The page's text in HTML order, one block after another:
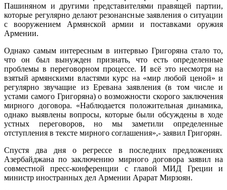
Пашиняном и другими представителями правящей партии,
которые регулярно делают резонансные заявления о ситуации
с вооружением Армянской армии и поставками оружия
Армении.
Однако самым интересным в интервью Григоряна стало то,
что он был вынужден признать, что есть определенные
проблемы в переговорном процессе. И всё это несмотря на
взятый армянскими властями курс на «мир любой ценой» и
регулярно звучащие из Еревана заявления (в том числе и
устами самого Григоряна) о возможности скорого заключения
мирного договора. «Наблюдается положительная динамика,
однако выявлены вопросы, которые были обсуждены в ходе
устных переговоров, но мы заметили определенные
отступления в тексте мирного соглашения»,- заявил Григорян.
Спустя два дня о регрессе в последних предложениях
Азербайджана по заключению мирного договора заявил на
совместной пресс-конференции с главой МИД Греции и
министр иностранных дел Армении Арарат Мирзоян.